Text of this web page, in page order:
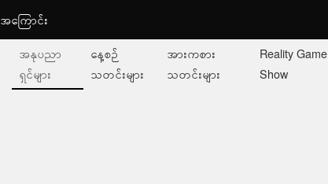
ကြောင်း
အနုပညာ
ရှင်များ
နေ့စဉ်
သတင်းများ
အားကစား
သတင်းများ
Reality Game
Show